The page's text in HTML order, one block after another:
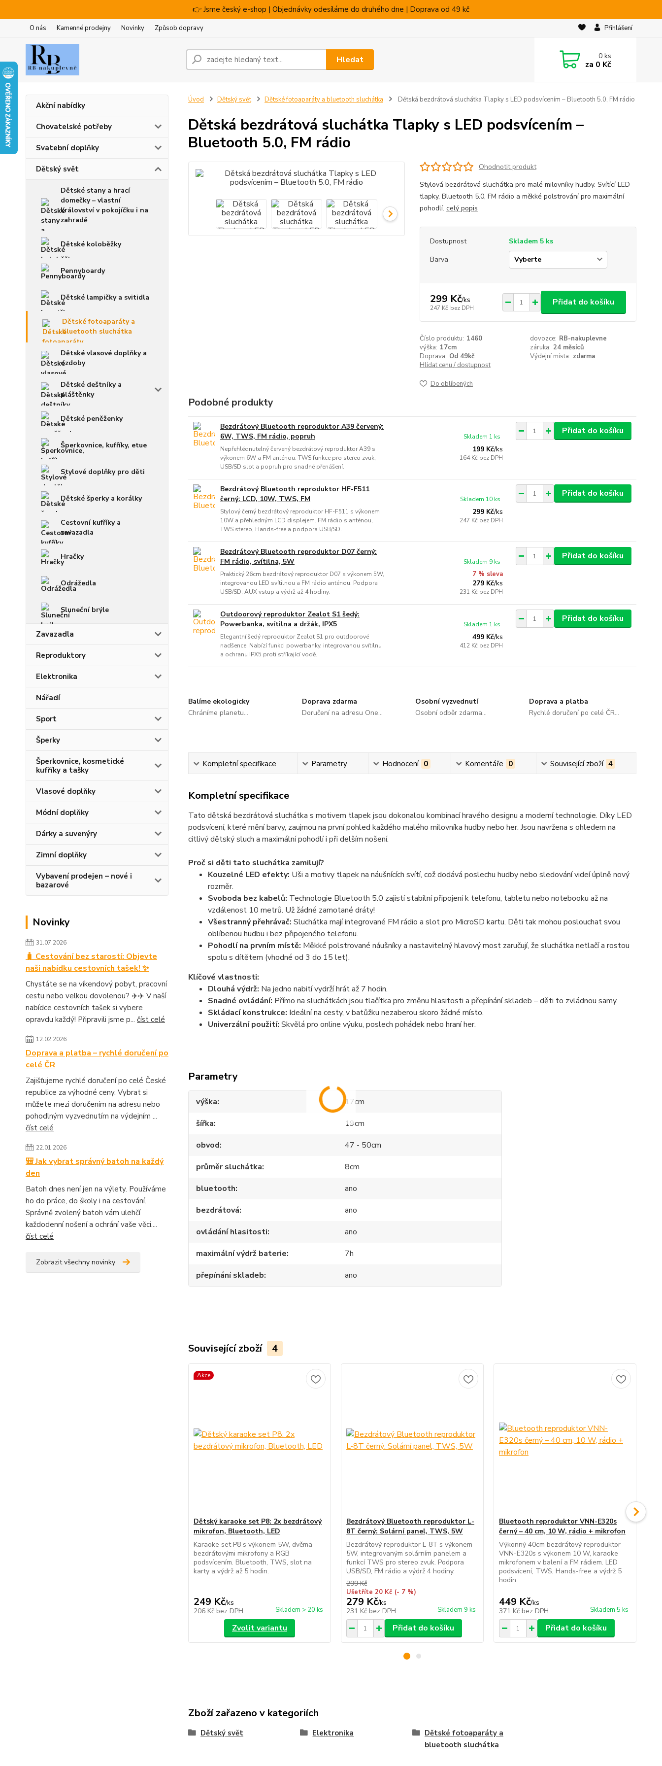
👉 Jsme český e-shop | Objednávky odesíláme do druhého dne | Doprava od 49 kč
O nás Kamenné prodejny Novinky Způsob dopravy Přihlášení
Hledat 0ks
za 0 Kč
Akční nabídky
Chovatelské potřeby
Svatební doplňky
Dětský svět
Dětské stany a hrací
domečky – vlastní
království v pokojíčku i na
zahradě
Dětské koloběžky
Pennyboardy
Dětské lampičky a svitidla
Dětské fotoaparáty a
bluetooth sluchátka
Dětské vlasové doplňky a
ozdoby
Dětské deštníky a
pláštěnky
Dětské peněženky
Šperkovnice, kufříky, etue
Stylové doplňky pro děti
Dětské šperky a korálky
Cestovní kufříky a
zavazadla
Hračky
Odrážedla
Sluneční brýle
Zavazadla
Reproduktory
Elektronika
Nářadí
Sport
Šperky
Šperkovnice, kosmetické
kufříky a tašky
Vlasové doplňky
Módní doplňky
Dárky a suvenýry
Zimní doplňky
Vybavení prodejen – nové i
bazarové
Novinky
31.07.2026
🧳 Cestování bez starostí: Objevte
naši nabídku cestovních tašek! ✨
Chystáte se na víkendový pobyt, pracovní
cestu nebo velkou dovolenou? ✈️✈️ V naší
nabídce cestovních tašek si vybere
opravdu každý! Připravili jsme p... číst celé
12.02.2026
Doprava a platba – rychlé doručení po
celé ČR
Zajišťujeme rychlé doručení po celé České
republice za výhodné ceny. Vybrat si
můžete mezi doručením na adresu nebo
pohodlným vyzvednutím na výdejním ...
číst celé
22.01.2026
🎒 Jak vybrat správný batoh na každý
den
Batoh dnes není jen na výlety. Používáme
ho do práce, do školy i na cestování.
Správně zvolený batoh vám ulehčí
každodenní nošení a ochrání vaše věci....
číst celé
Zobrazit všechny novinky
Úvod Dětský svět Dětské fotoaparáty a bluetooth sluchátka Dětská bezdrátová sluchátka Tlapky s LED podsvícením – Bluetooth 5.0, FM rádio
Dětská bezdrátová sluchátka Tlapky s LED podsvícením –
Bluetooth 5.0, FM rádio
Ohodnotit produkt
Stylová bezdrátová sluchátka pro malé milovníky hudby. Svítící LED
tlapky, Bluetooth 5.0, FM rádio a měkké polstrování pro maximální
pohodlí. celý popis
Dostupnost
Skladem 5 ks
Barva
299 Kč/ks
247 Kč bez DPH
Přidat do košíku
Číslo produktu: 1460 dovozce: RB-nakuplevne
výška: 17cm záruka: 24 měsíců
Doprava: Od 49kč Výdejní místa: zdarma
Hlídat cenu / dostupnost
Do oblíbených
Podobné produkty
Bezdrátový Bluetooth reproduktor A39 červený:
6W, TWS, FM rádio, popruh
Nepřehlédnutelný červený bezdrátový reproduktor A39 s
výkonem 6W a FM anténou. TWS funkce pro stereo zvuk,
USB/SD slot a popruh pro snadné přenášení.
199 Kč/ks
164 Kč bez DPH
Skladem 1 ks
Přidat do košíku
Bezdrátový Bluetooth reproduktor HF-F511
černý: LCD, 10W, TWS, FM
Stylový černý bezdrátový reproduktor HF-F511 s výkonem
10W a přehledným LCD displejem. FM rádio s anténou,
TWS stereo, Hands-free a podpora USB/SD.
299 Kč/ks
247 Kč bez DPH
Skladem 10 ks
Přidat do košíku
Bezdrátový Bluetooth reproduktor D07 černý:
FM rádio, svítilna, 5W
Praktický 26cm bezdrátový reproduktor D07 s výkonem 5W,
integrovanou LED svítilnou a FM rádio anténou. Podpora
USB/SD, AUX vstup a výdrž až 4 hodiny.
7 % sleva
279 Kč/ks
231 Kč bez DPH
Skladem 9 ks
Přidat do košíku
Outdoorový reproduktor Zealot S1 šedý:
Powerbanka, svítilna a držák, IPX5
Elegantní šedý reproduktor Zealot S1 pro outdoorové
nadšence. Nabízí funkci powerbanky, integrovanou svítilnu
a ochranu IPX5 proti stříkající vodě.
499 Kč/ks
412 Kč bez DPH
Skladem 1 ks
Přidat do košíku
Balíme ekologicky
Chráníme planetu...
Doprava zdarma
Doručení na adresu One...
Osobní vyzvednutí
Osobní odběr zdarma...
Doprava a platba
Rychlé doručení po celé ČR...
Kompletní specifikace Parametry Hodnocení 0 Komentáře 0 Související zboží 4
Kompletní specifikace
Tato dětská bezdrátová sluchátka s motivem tlapekjsou dokonalou kombinací hravého designu a moderní technologie. Díky LED
podsvícení, které mění barvy, zaujmou na první pohled každého malého milovníka hudby nebo her. Jsou navržena s ohledem na
citlivý dětský sluch a maximální pohodlí i při delším nošení.
Proč si děti tato sluchátka zamilují?
Kouzelné LED efekty: Uši a motivy tlapek na náušnících svítí, což dodává poslechu hudby nebo sledování videí úplně nový
rozměr.
Svoboda bez kabelů: Technologie Bluetooth 5.0 zajistí stabilní připojení k telefonu, tabletu nebo notebooku až na
vzdálenost 10 metrů. Už žádné zamotané dráty!
Všestranný přehrávač: Sluchátka mají integrované FM rádio a slot pro MicroSD kartu. Děti tak mohou poslouchat svou
oblíbenou hudbu i bez připojeného telefonu.
Pohodlí na prvním místě: Měkké polstrované náušníky a nastavitelný hlavový most zaručují, že sluchátka netlačí a rostou
spolu s dítětem (vhodné od 3 do 15 let).
Klíčové vlastnosti:
Dlouhá výdrž: Na jedno nabití vydrží hrátaž 7 hodin.
Snadné ovládání: Přímo na sluchátkách jsou tlačítka pro změnu hlasitosti a přepínání skladeb – děti to zvládnou samy.
Skládací konstrukce: Ideální na cesty, v batůžku nezaberou skoro žádné místo.
Univerzální použití: Skvělá pro online výuku, poslech pohádek nebo hraní her.
Parametry
výška
17cm
šířka
19cm
obvod
47 - 50cm
průměr sluchátka
8cm
bluetooth
ano
bezdrátová
ano
ovládání hlasitosti
ano
maximální výdrž baterie
7h
přepínání skladeb
ano
Související zboží 4
Akce
Dětský karaoke set P8: 2x bezdrátový
mikrofon, Bluetooth, LED
Karaoke set P8 s výkonem 5W, dvěma
bezdrátovými mikrofony a RGB
podsvícením. Bluetooth, TWS, slot na
karty a výdrž až 5 hodin.
249 Kč/ks
206 Kč bez DPH Skladem > 20 ks
Zvolit variantu
Bezdrátový Bluetooth reproduktor L-
8T černý: Solární panel, TWS, 5W
Bezdrátový reproduktor L-8T s výkonem
5W, integrovaným solárním panelem a
funkcí TWS pro stereo zvuk. Podpora
USB/SD, FM rádio a výdrž 4 hodiny.
299 Kč
Ušetříte 20 Kč (- 7 %)
279 Kč/ks
231 Kč bez DPH Skladem 9 ks
Přidat do košíku
Bluetooth reproduktor VNN-E320s
černý – 40 cm, 10 W, rádio + mikrofon
Výkonný 40cm bezdrátový reproduktor
VNN-E320s s výkonem 10 W, karaoke
mikrofonem v balení a FM rádiem. LED
podsvícení, TWS, Hands-free a výdrž 5
hodin
449 Kč/ks
371 Kč bez DPH Skladem 5 ks
Přidat do košíku
Zboží zařazeno v kategoriích
Dětský svět Elektronika
Dětské fotoaparáty a
bluetooth sluchátka